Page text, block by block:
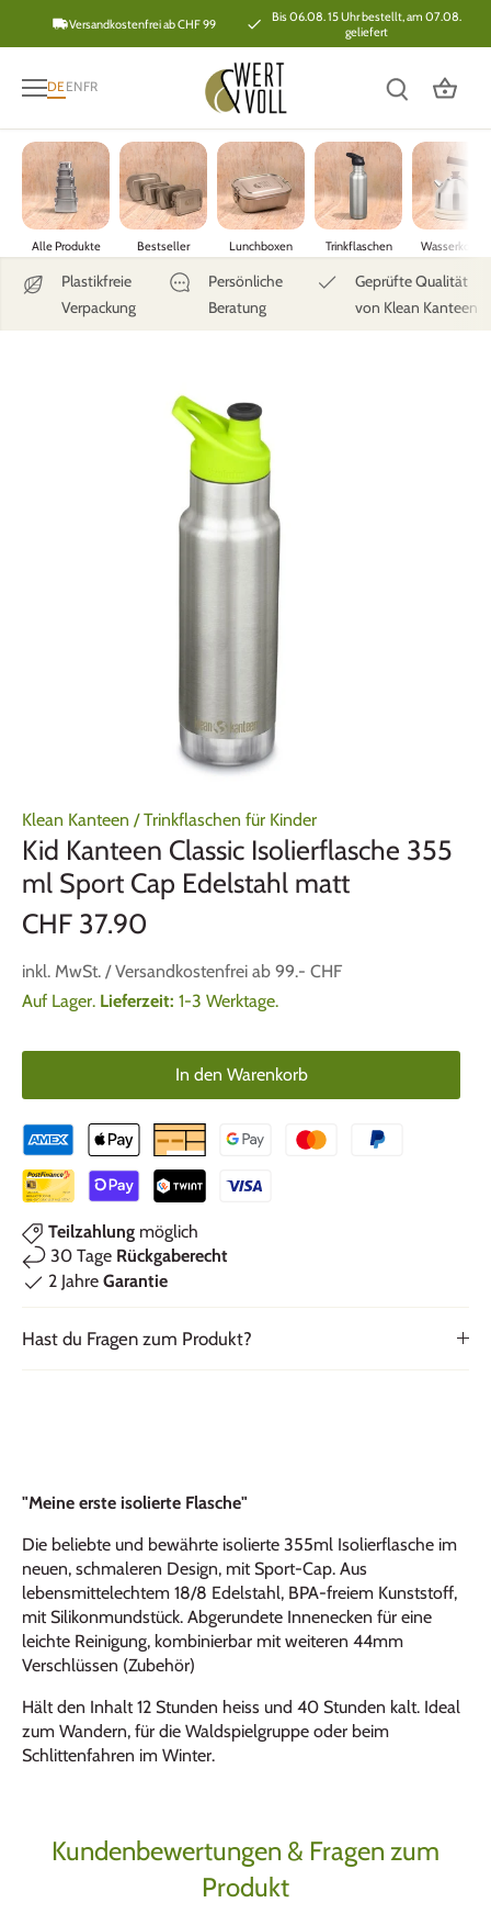
Versandkostenfrei ab CHF 99
Bis 06.08. 15 Uhr bestellt, am 07.08.
geliefert
DEENFR
Alle Produkte Bestseller Lunchboxen Trinkflaschen Wasserkocher
Plastikfreie
Verpackung
Persönliche
Beratung
Geprüfte Qualität
von Klean Kanteen
Klean Kanteen /Trinkflaschen für Kinder
Kid Kanteen Classic Isolierflasche 355
ml Sport Cap Edelstahl matt
CHF 37.90
inkl. MwSt. / Versandkostenfrei ab 99.- CHF
Auf Lager. Lieferzeit: 1-3 Werktage.
In den Warenkorb
Teilzahlung möglich
30 Tage Rückgaberecht
2 Jahre Garantie
Hast du Fragen zum Produkt?
"Meine erste isolierte Flasche"
Die beliebte und bewährte isolierte 355ml Isolierflasche im
neuen, schmaleren Design, mit Sport-Cap. Aus
lebensmittelechtem 18/8 Edelstahl, BPA-freiem Kunststoff,
mit Silikonmundstück. Abgerundete Innenecken für eine
leichte Reinigung, kombinierbar mit weiteren 44mm
Verschlüssen (Zubehör)
Hält den Inhalt 12 Stunden heiss und 40 Stunden kalt. Ideal
zum Wandern, für die Waldspielgruppe oder beim
Schlittenfahren im Winter.
Kundenbewertungen & Fragen zum
Produkt